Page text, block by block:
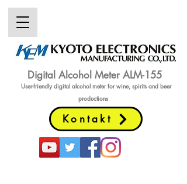
Digital Alcohol Meter ALM-155
User-friendly digital alcohol meterfor wine, spirits and beer
productions
Kontakt